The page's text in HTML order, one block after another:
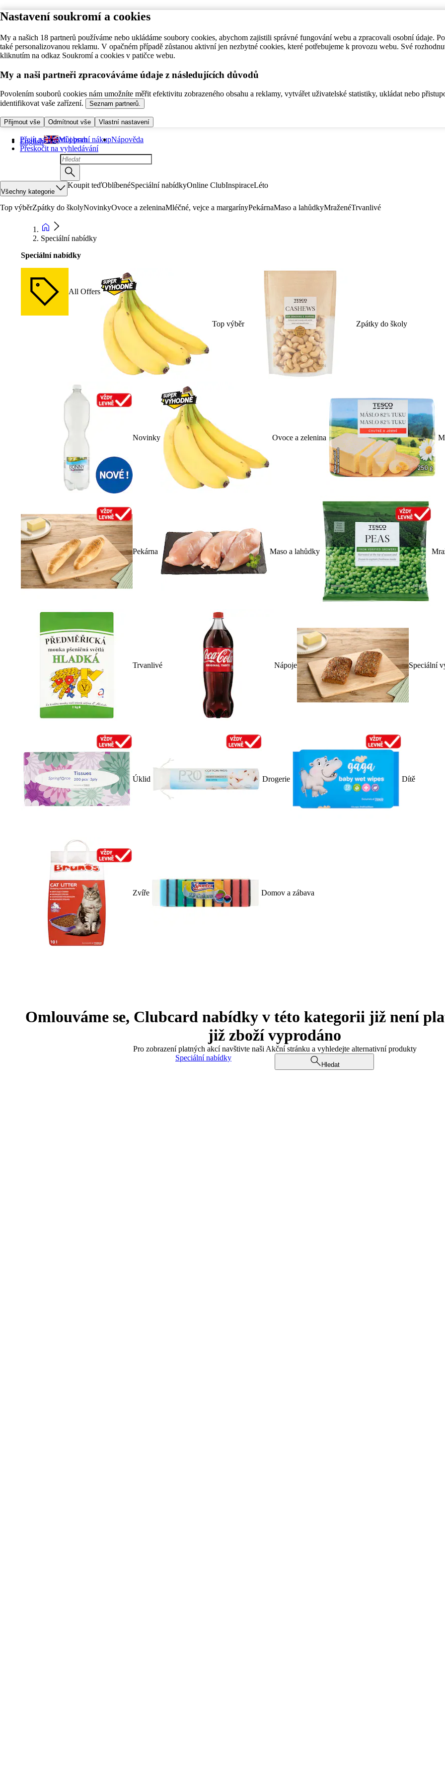
Nastavení soukromí a cookies
My a našich 18 partnerů používáme nebo ukládáme soubory cookies, abychom zajistili správné fungování webu a zpracovali osobní údaje.
také personalizovanou reklamu. V opačném případě zůstanou aktivní jen nezbytné cookies, které potřebujeme k provozu webu. Své
kliknutím na odkaz Soukromí a cookies v patičce webu.
My a naši partneři zpracováváme údaje z následujících důvodů
Povolením souborů cookies nám umožníte měřit efektivitu zobrazeného obsahu a reklamy, vytvářet uživatelské statistiky, ukládat nebo
identifikovat vaše zařízení.
Seznam partnerů.
Přijmout vše Odmítnout vše Vlastní nastavení
Přejít na hlavní obsah
Přeskočit na vyhledávání
English Můj první nákupNápověda
Všechny kategorie
Koupit teďOblíbenéSpeciální nabídkyOnline ClubInspiraceLéto
Top výběrZpátky do školyNovinkyOvoce a zeleninaMléčné, vejce a margarínyPekárnaMaso a lahůdkyMraženéTrvanlivé
Speciální nabídky
Speciální nabídky
All Offers
Top výběr Zpátky do školy
Novinky Ovoce a zelenina
Pekárna Maso a lahůdky
Trvanlivé Nápoje Speciální
Úklid Drogerie Dítě
Zvíře Domov a zábava
Omlouváme se, Clubcard nabídky v této kategorii již není
již zboží vyprodáno
Pro zobrazení platných akcí navštivte naši Akční stránku a vyhledejte alternativní produkty
Speciální nabídky
Hledat